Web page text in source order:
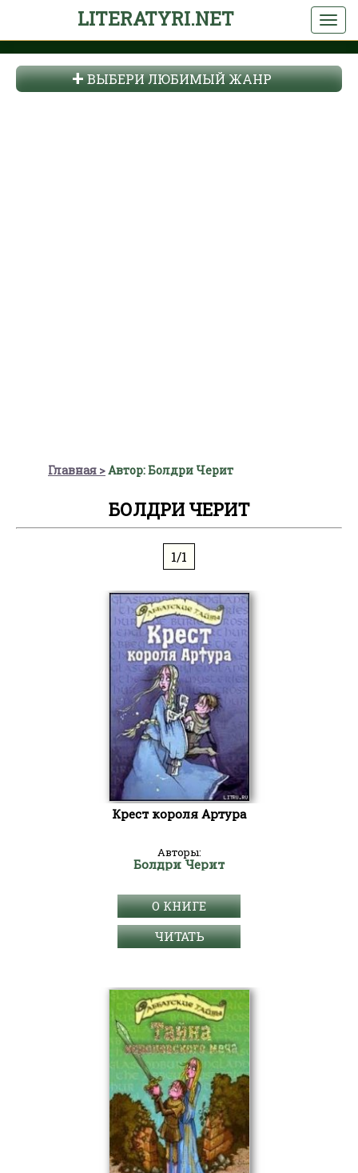
LITERATYRI.NET
ВЫБЕРИ ЛЮБИМЫЙ ЖАНР
Главная Автор: Болдри Черит
БОЛДРИ ЧЕРИТ
1/1
Крест короля Артура
Авторы:
Болдри Черит
О КНИГЕ
ЧИТАТЬ